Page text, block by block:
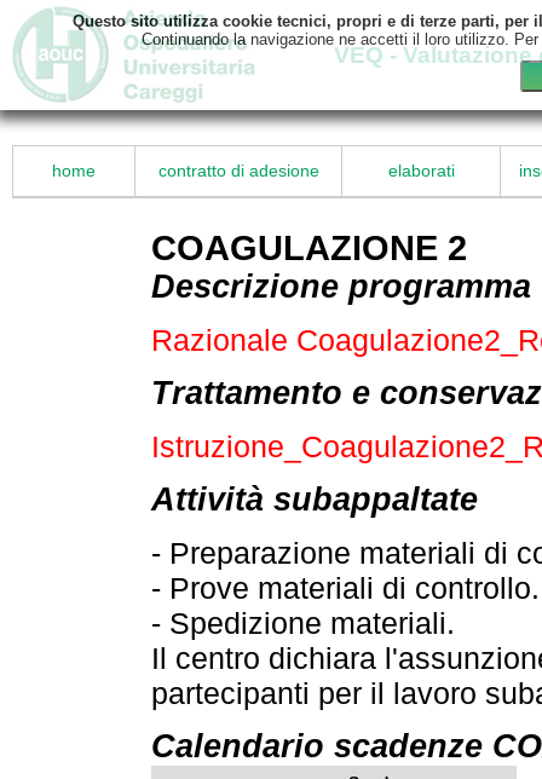
VEQ -
home contratto di adesione elaborati
COAGULAZIONE 2
Descrizione programma
Razionale
Trattamento e
Attività subappaltate
- Preparazione materiali di
- Prove materiali di
- Spedizione materiali.
Il centro dichiara
partecipanti per il lavoro
Calendario scadenze
Questo sito utilizza cookie tecnici, propri e di terze parti,
Continuando la navigazione ne accetti il loro utilizzo.